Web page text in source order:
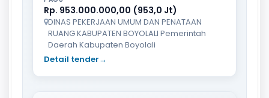
Rp. 953.000.000,00 (953,0 Jt)
DINAS PEKERJAAN UMUM DAN PENATAAN
RUANG KABUPATEN BOYOLALI Pemerintah
Daerah Kabupaten Boyolali
Detail tender→